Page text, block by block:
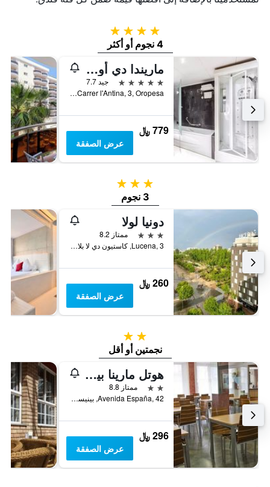
4 نجوم
4 نجوم أو أكثر
ماريندا دي أور 5 هوتل
5 نجوم
جيد 7.7
Carrer l'Antina, 3, Oropesa, منطقة بلنسية, أسبانيا
779 ﷼
عرض الصفقة
3 نجوم
3 نجوم
دونيا لولا
3 نجوم
ممتاز 8.2
Lucena, 3, كاستيون دي لا بلانا, منطقة بلنسية, أسبانيا
260 ﷼
عرض الصفقة
2 نجمتين
نجمتين أو أقل
هوتل مارينا بينيسكولا
2 نجمتين
ممتاز 8.8
Avenida España, 42, بينيسكولا, منطقة بلنسية, أسبانيا
296 ﷼
عرض الصفقة